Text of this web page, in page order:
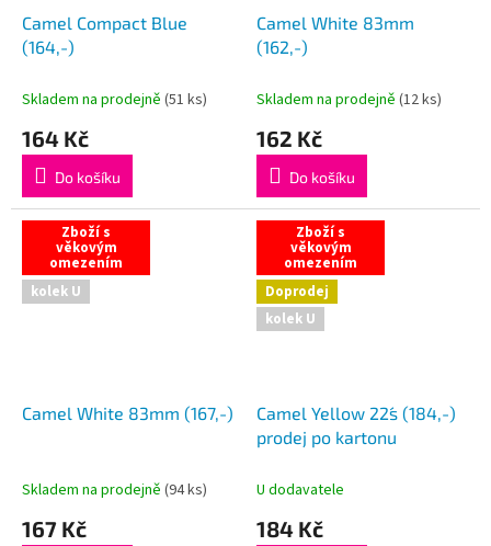
Camel Compact Blue
(164,-)
Skladem na prodejně (51 ks)
164 Kč
Do košíku
Camel White 83mm
(162,-)
Skladem na prodejně (12 ks)
162 Kč
Do košíku
Zboží s
věkovým
omezením
kolek U
Camel White 83mm (167,-)
Skladem na prodejně (94 ks)
167 Kč
Zboží s
věkovým
omezením
Doprodej
kolek U
Camel Yellow 22´s (184,-)
prodej po kartonu
U dodavatele
184 Kč